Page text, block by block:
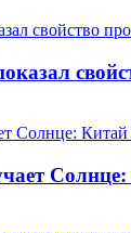
Солнце: